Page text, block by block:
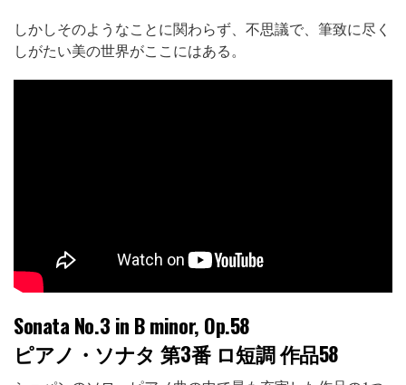
しかしそのようなことに関わらず、不思議で、筆致に尽く
しがたい美の世界がここにはある。
Sonata No.3 in B minor, Op.58
ピアノ・ソナタ 第3番 ロ短調 作品58